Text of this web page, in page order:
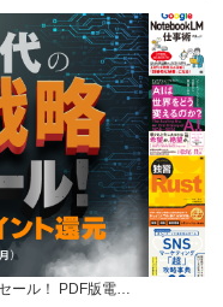
ール！ PDF版電…